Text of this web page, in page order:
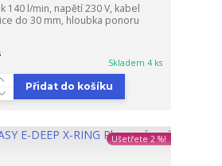
140 l/min, napětí 230 V, kabel
do 30 mm, hloubka ponoru
Skladem 4 ks
Přidat do košíku
Ušetřete 2 %!